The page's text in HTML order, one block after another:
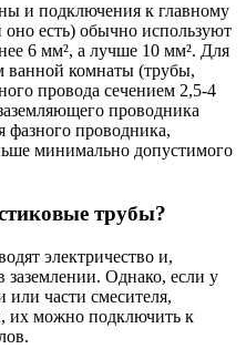
и подключения к главному
оно есть) обычно используют
6 мм², а лучше 10 мм². Для
ванной комнаты (трубы,
провода сечением 2,5-4
проводника
фазного проводника,
минимально допустимого
трубы?
электричество и,
заземлении. Однако, если у
или части смесителя,
их можно подключить к